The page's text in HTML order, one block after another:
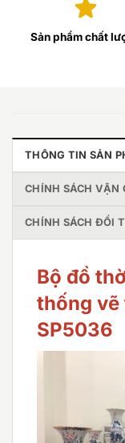
Sản phẩm chất
THÔNG TIN SẢN
CHÍNH SÁCH VẬN
CHÍNH SÁCH ĐỔI
Bộ đồ
thống vẽ
SP5036